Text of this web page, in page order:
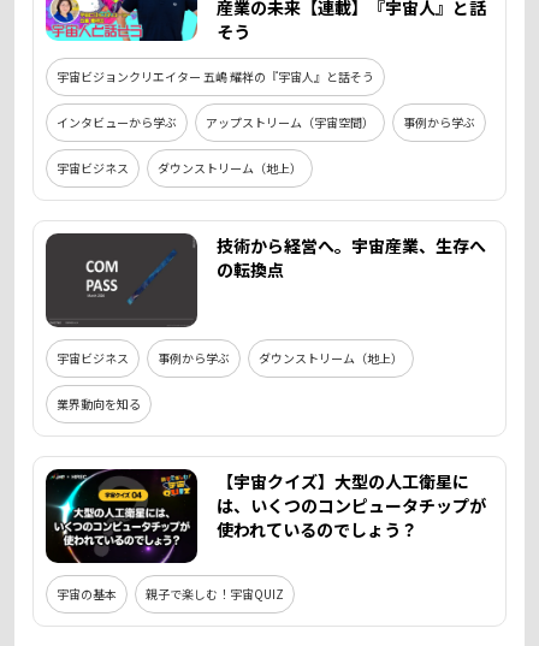
産業の未来【連載】『宇宙人』と話
そう
宇宙ビジョンクリエイター 五嶋 耀祥の『宇宙人』と話そう
インタビューから学ぶ アップストリーム（宇宙空間） 事例から学ぶ
宇宙ビジネス ダウンストリーム（地上）
技術から経営へ。宇宙産業、生存へ
の転換点
宇宙ビジネス 事例から学ぶ ダウンストリーム（地上）
業界動向を知る
【宇宙クイズ】大型の人工衛星に
は、いくつのコンピュータチップが
使われているのでしょう？
宇宙の基本 親子で楽しむ！宇宙QUIZ